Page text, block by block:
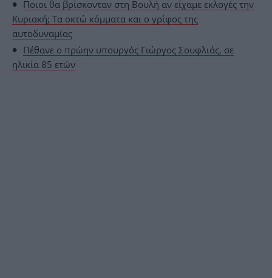
Ποιοι θα βρίσκονταν στη Βουλή αν είχαμε εκλογές την
Κυριακή; Τα οκτώ κόμματα και ο γρίφος της
αυτοδυναμίας
Πέθανε ο πρώην υπουργός Γιώργος Σουφλιάς, σε
ηλικία 85 ετών